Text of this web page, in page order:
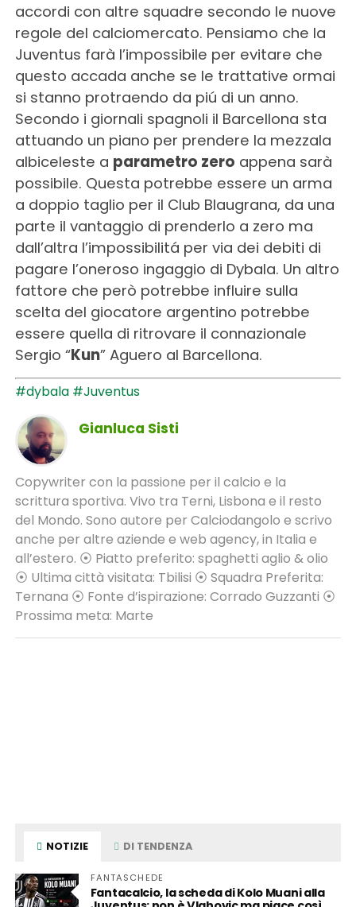
accordi con altre squadre secondo le nuove
regole del calciomercato. Pensiamo che la
Juventus farà l’impossibile per evitare che
questo accada anche se le trattative ormai
si stanno protraendo da piú di un anno.
Secondo i giornali spagnoli il Barcellona sta
attuando un piano per prendere la mezzala
albiceleste a parametro zero appena sarà
possibile. Questa potrebbe essere un arma
a doppio taglio per il Club Blaugrana, da una
parte il vantaggio di prenderlo a zero ma
dall’altra l’impossibilitá per via dei debiti di
pagare l’oneroso ingaggio di Dybala. Un altro
fattore che però potrebbe influire sulla
scelta del giocatore argentino potrebbe
essere quella di ritrovare il connazionale
Sergio “Kun” Aguero al Barcellona.
#dybala #Juventus
Gianluca Sisti
Copywriter con la passione per il calcio e la
scrittura sportiva. Vivo tra Terni, Lisbona e il resto
del Mondo. Sono autore per Calciodangolo e scrivo
anche per altre aziende e web agency, in Italia e
all’estero. ⦿ Piatto preferito: spaghetti aglio & olio
⦿ Ultima città visitata: Tbilisi ⦿ Squadra Preferita:
Ternana ⦿ Fonte d’ispirazione: Corrado Guzzanti ⦿
Prossima meta: Marte
NOTIZIE DI TENDENZA
FANTASCHEDE
Fantacalcio, la scheda di Kolo Muani alla